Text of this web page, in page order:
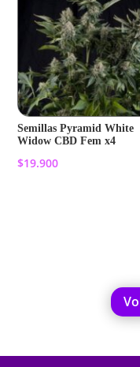
Semillas Pyramid White
Widow CBD Fem x4
$19.900